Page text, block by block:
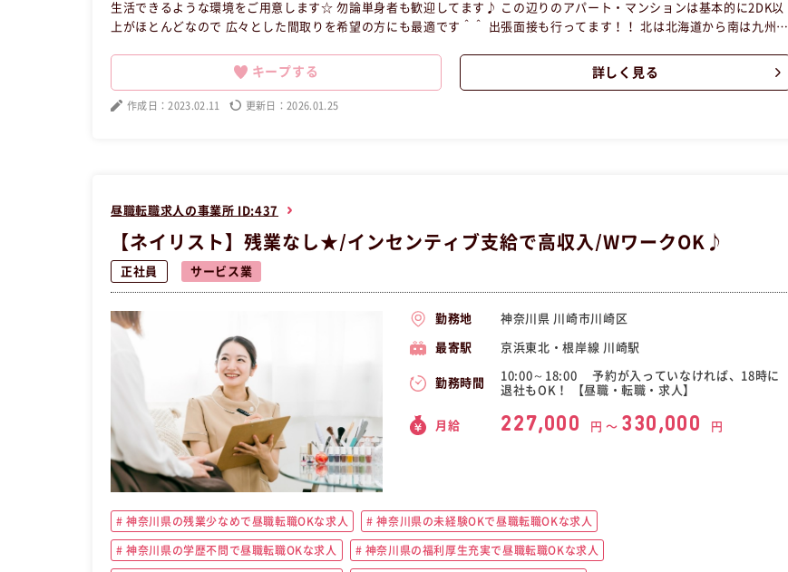
生活できるような環境をご用意します☆ 勿論単身者も歓迎してます♪ この辺りのアパート・マンションは基本的に2DK以
上がほとんどなので 広々とした間取りを希望の方にも最適です＾＾ 出張面接も行ってます！！ 北は北海道から南は九州ま
たい事が見つかったら、応援致します。 皆さんが働きやすい環境は整ってます！！ 【昼職・転職・求人】 この昼職求人は
キープする 詳しく見る
作成日：2023.02.11 更新日：2026.01.25
昼職転職求人の事業所 ID:437
【ネイリスト】残業なし★/インセンティブ支給で高収入/WワークOK♪
正社員 サービス業
勤務地 神奈川県 川崎市川崎区
最寄駅 京浜東北・根岸線 川崎駅
勤務時間
10:00～18:00 予約が入っていなければ、18時に
退社もOK！ 【昼職・転職・求人】
月給 227,000 円 〜 330,000 円
神奈川県の残業少なめで昼職転職OKな求人 神奈川県の未経験OKで昼職転職OKな求人
神奈川県の学歴不問で昼職転職OKな求人 神奈川県の福利厚生充実で昼職転職OKな求人